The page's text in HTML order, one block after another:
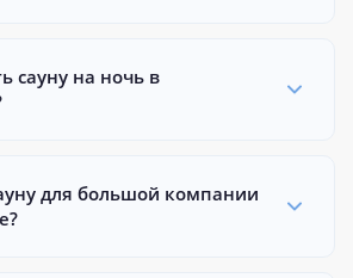
сауну на ночь в
для большой компании